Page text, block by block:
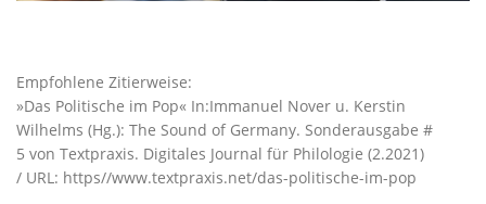
Empfohlene Zitierweise:
»Das Politische im Pop« In:Immanuel Nover u. Kerstin
Wilhelms (Hg.): The Sound of Germany. Sonderausgabe #
5 von Textpraxis. Digitales Journal für Philologie (2.2021)
/ URL: https//www.textpraxis.net/das-politische-im-pop